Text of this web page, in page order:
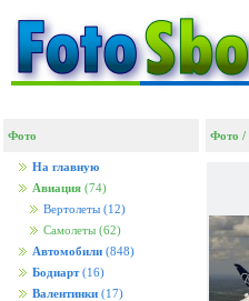
Фото
На главную
Авиация (74)
Вертолеты (12)
Самолеты (62)
Автомобили (848)
Бодиарт (16)
Валентинки (17)
Фото /